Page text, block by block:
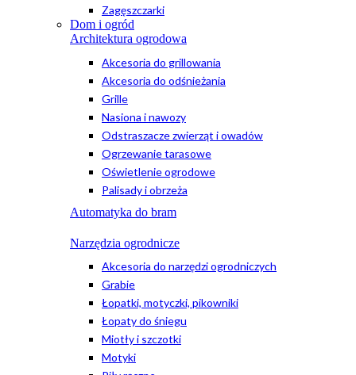
Zagęszczarki
Dom i ogród
Architektura ogrodowa
Akcesoria do grillowania
Akcesoria do odśnieżania
Grille
Nasiona i nawozy
Odstraszacze zwierząt i owadów
Ogrzewanie tarasowe
Oświetlenie ogrodowe
Palisady i obrzeża
Automatyka do bram
Narzędzia ogrodnicze
Akcesoria do narzędzi ogrodniczych
Grabie
Łopatki, motyczki, pikowniki
Łopaty do śniegu
Miotły i szczotki
Motyki